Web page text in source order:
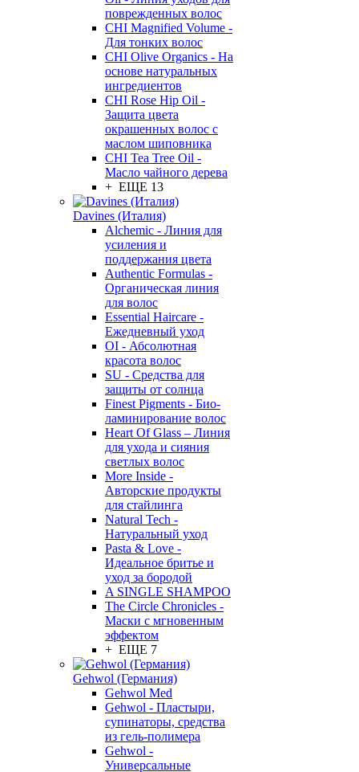
поврежденных волос
CHI Magnified Volume -
Для тонких волос
CHI Olive Organics - На
основе натуральных
ингредиентов
CHI Rose Hip Oil -
Защита цвета
окрашенных волос с
маслом шиповника
CHI Tea Tree Oil -
Масло чайного дерева
+ ЕЩЕ 13
Davines (Италия)
Alchemic - Линия для
усиления и
поддержания цвета
Authentic Formulas -
Органическая линия
для волос
Essential Haircare -
Eжедневный уход
OI - Абсолютная
красота волос
SU - Средства для
защиты от солнца
Finest Pigments - Био-
ламинирование волос
Heart Of Glass – Линия
для ухода и сияния
светлых волос
More Inside -
Авторские продукты
для стайлинга
Natural Tech -
Натуральный уход
Pasta & Love -
Идеальное бритье и
уход за бородой
A SINGLE SHAMPOO
The Circle Chronicles -
Маски с мгновенным
эффектом
+ ЕЩЕ 7
Gehwol (Германия)
Gehwol Med
Gehwol - Пластыри,
супинаторы, средства
из гель-полимера
Gehwol -
Универсальные